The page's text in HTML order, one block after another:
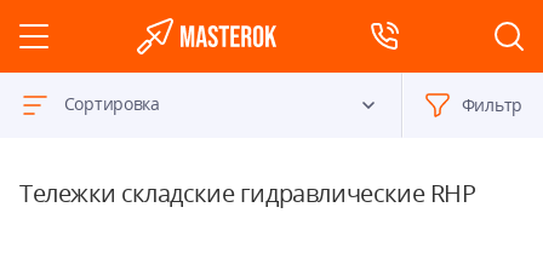
Сортировка Фильтр
Тележки складские гидравлические RHP